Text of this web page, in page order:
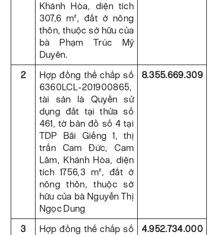
Khánh Hòa, diện tích
307,6 m², đất ở nông
thôn, thuộc sở hữu của
bà Phạm Trúc Mỹ
Duyên.
2
Hợp đồng thế chấp số
6360LCL-201900865,
tài sản là Quyền sử
dụng đất tại thửa số
461, tờ bản đồ số 4 tại
TDP Bãi Giếng 1, thị
trấn Cam Đức, Cam
Lâm, Khánh Hòa, diện
tích 1756,3 m², đất ở
nông thôn, thuộc sở
hữu của bà Nguyễn Thị
Ngọc Dung
8.355.669.309
3
Hợp đồng thế chấp số
4.952.734.000